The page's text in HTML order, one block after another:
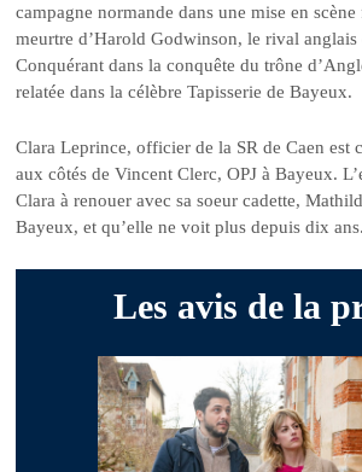
campagne normande dans une mise en
meurtre d’Harold Godwinson, le rival
Conquérant dans la conquête du trône
relatée dans la célèbre Tapisserie de Bayeux.
Clara Leprince, officier de la SR de Caen est
aux côtés de Vincent Clerc, OPJ à Bayeux.
Clara à renouer avec sa soeur cadette,
Bayeux, et qu’elle ne voit plus depuis dix ans.
Les avis de la